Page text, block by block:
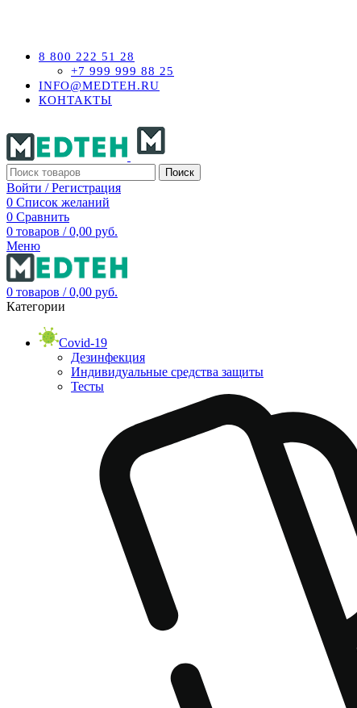
8 800 222 51 28
+7 999 999 88 25
INFO@MEDTEH.RU
КОНТАКТЫ
Поиск
Войти / Регистрация
0 Список желаний
0 Сравнить
0 товаров / 0,00 руб.
Меню
0 товаров / 0,00 руб.
Категории
Covid-19
Дезинфекция
Индивидуальные средства защиты
Тесты